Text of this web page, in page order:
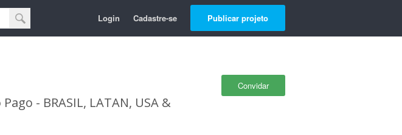
Login Cadastre-se Publicar projeto
Convidar
- BRASIL, LATAN, USA &